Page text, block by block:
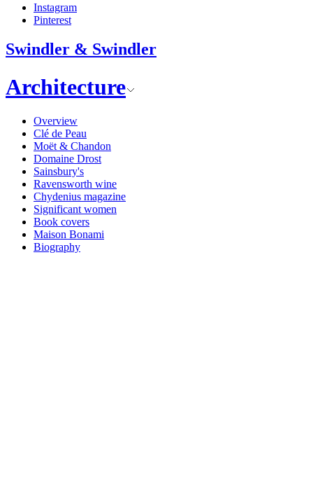
Instagram
Pinterest
Swindler & Swindler
Architecture
Overview
Clé de Peau
Moët & Chandon
Domaine Drost
Sainsbury's
Ravensworth wine
Chydenius magazine
Significant women
Book covers
Maison Bonami
Biography